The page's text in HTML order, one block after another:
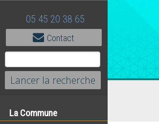
05 45 20 38 65
Contact
La Commune